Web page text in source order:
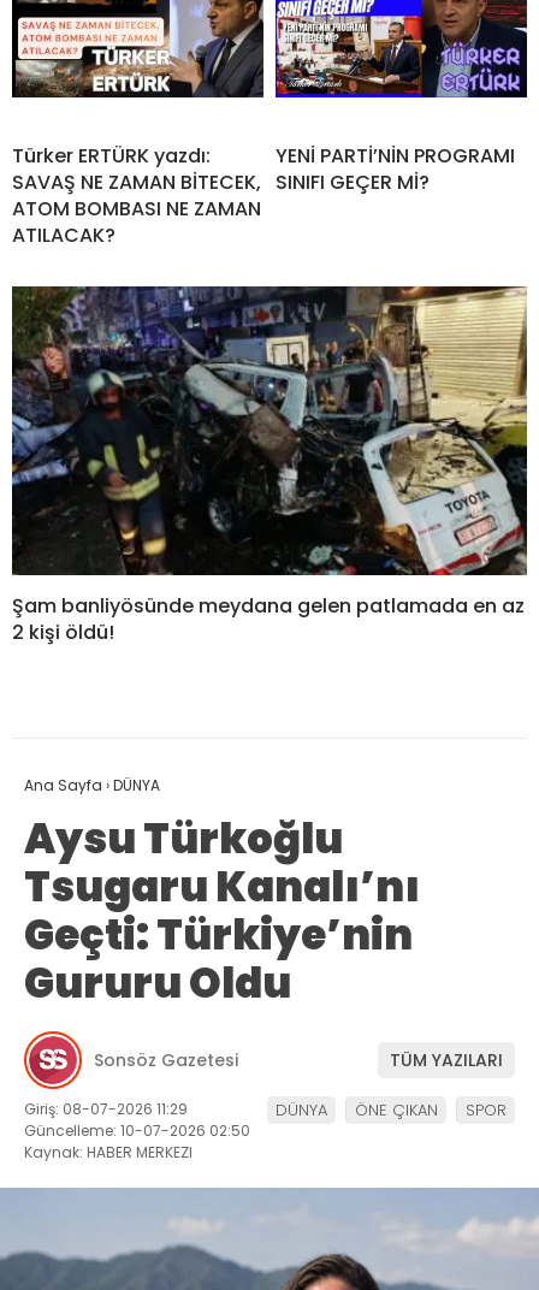
Türker ERTÜRK yazdı:
SAVAŞ NE ZAMAN BİTECEK,
ATOM BOMBASI NE ZAMAN
ATILACAK?
YENİ PARTİ’NİN PROGRAMI
SINIFI GEÇER Mİ?
Şam banliyösünde meydana gelen patlamada en az
2 kişi öldü!
Ana Sayfa ›DÜNYA
Aysu Türkoğlu
Tsugaru Kanalı’nı
Geçti: Türkiye’nin
Gururu Oldu
Sonsöz Gazetesi TÜM YAZILARI
Giriş: 08-07-2026 11:29
Güncelleme: 10-07-2026 02:50
Kaynak: HABER MERKEZI
DÜNYA ÖNE ÇIKAN SPOR